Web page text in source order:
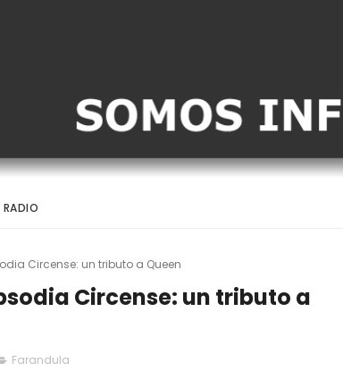
RADIO
Circense: un tributo a Queen
Circense: un tributo a
Farandula